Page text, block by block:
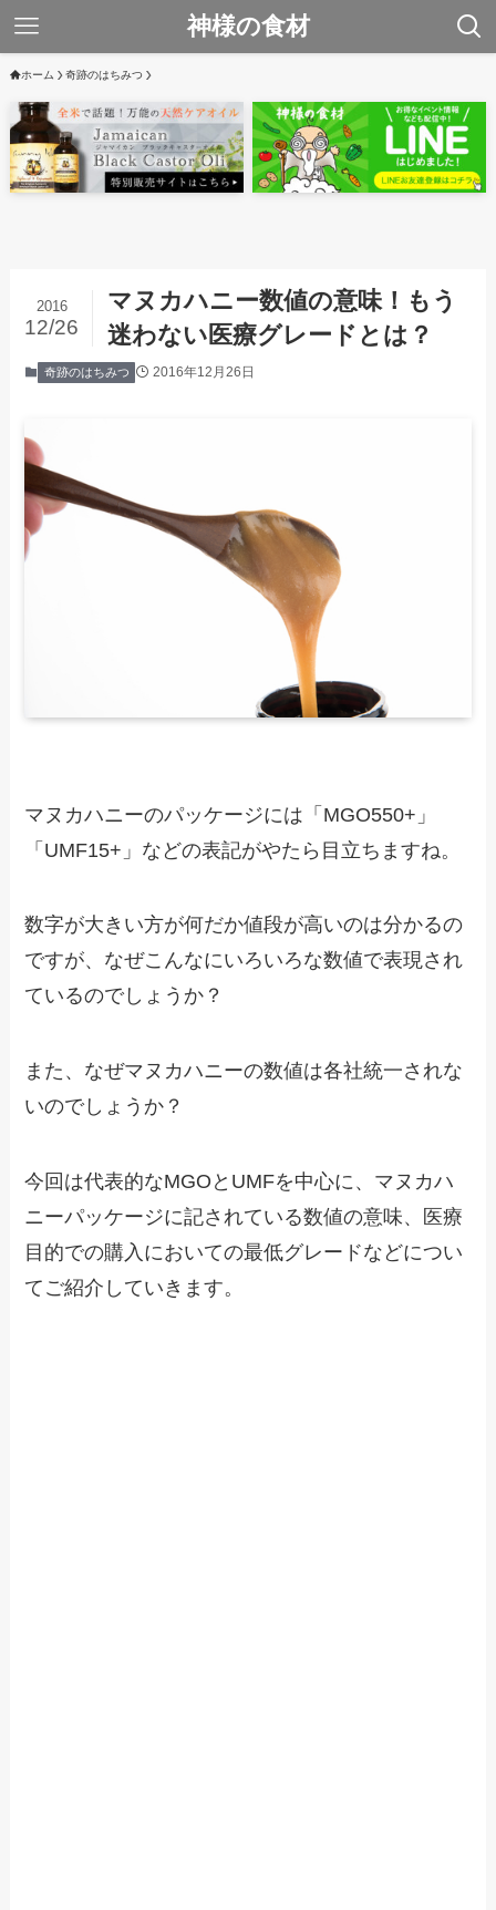
神様の食材
ホーム 奇跡のはちみつ
マヌカハニー数値の意味！もう
迷わない医療グレードとは？
2016
12/26
奇跡のはちみつ 2016年12月26日
マヌカハニーのパッケージには「MGO550+」
「UMF15+」などの表記がやたら目立ちますね。
数字が大きい方が何だか値段が高いのは分かるの
ですが、なぜこんなにいろいろな数値で表現され
ているのでしょうか？
また、なぜマヌカハニーの数値は各社統一されな
いのでしょうか？
今回は代表的なMGOとUMFを中心に、マヌカハ
ニーパッケージに記されている数値の意味、医療
目的での購入においての最低グレードなどについ
てご紹介していきます。